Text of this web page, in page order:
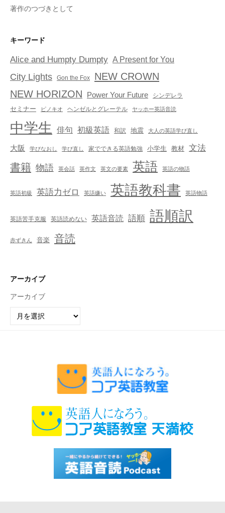
著作のつづきとして
キーワード
Alice and Humpty Dumpty A Present for You
City Lights Gon the Fox
NEW CROWN
NEW HORIZON
Power Your Future シンデレラ
セミナー ピノキオ ヘンゼルとグレーテル ヤッホー英語音読
中学生 俳句 初級英語 和訳 地震 大人の英語学び直し
大阪 学びなおし 学び直し 家でできる英語勉強 小学生 教材 文法
書籍 物語 英会話 英作文 英文の要素 英語 英語の物語
英語初級 英語力ゼロ 英語嫌い 英語教科書 英語物語
英語苦手克服 英語読めない 英語音読 語順 語順訳
赤ずきん 音楽 音読
アーカイブ
アーカイブ